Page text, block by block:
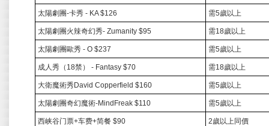
太陽劇團-卡秀 - KA $126 需5歲以上
太陽劇團火辣奇幻秀- Zumanity $95 需18歲以上
太陽劇團歐秀 - O $237 需5歲以上
成人秀（ 18禁） - Fantasy $70 需18歲以上
大衛魔術秀David Copperfield $160 需5歲以上
太陽劇團奇幻魔術-MindFreak $110 需5歲以上
西峡谷门票+车费+简餐 $90 2歲以上同價